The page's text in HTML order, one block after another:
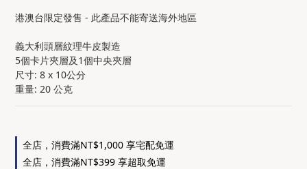
港澳台限定發售 - 此產品不能寄送海外地區
義大利頭層紋理牛皮製造
5個卡片夾層及1個中央夾層
尺寸: 8 x 10公分
重量: 20 公克
全店，消費滿NT$1,000 享宅配免運
全店，消費滿NT$399 享超取免運